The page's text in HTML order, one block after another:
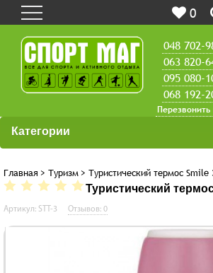
0
048 702-
063 820-
095 080-
068 192-
Перезвонить
Категории
Главная > Туризм > Туристический термос
Туристический
Артикул: STT-3 Отзывов: 0